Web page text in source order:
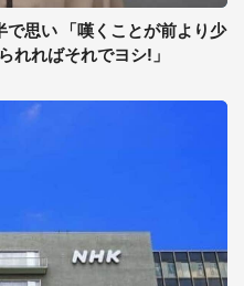
思い 「嘆くことが前より少
れればそれでヨシ!」